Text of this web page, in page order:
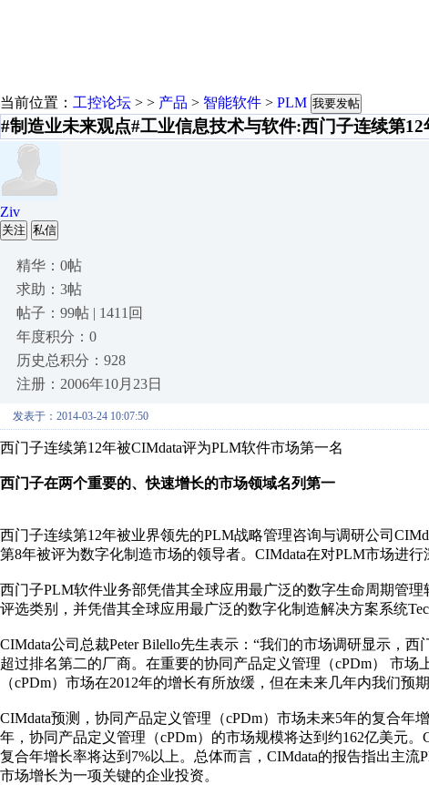
当前位置： 工控论坛 > > 产品 > 智能软件 > PLM 我要发帖
#制造业未来观点#工业信息技术与软件:西门子连续第
Ziv
关注 私信
精华：0帖
求助：3帖
帖子：99帖 | 1411回
年度积分：0
历史总积分：928
注册：2006年10月23日
发表于：2014-03-24 10:07:50
西门子连续第12年被CIMdata评为PLM软件市场第一名
西门子在两个重要的、快速增长的市场领域名列第一
西门子连续第12年被业界领先的PLM战略管理咨询与调研公司
第8年被评为数字化制造市场的领导者。CIMdata在对PLM市场进
西门子PLM软件业务部凭借其全球应用最广泛的数字生命周期管理
评选类别，并凭借其全球应用最广泛的数字化制造解决方案系统
CIMdata公司总裁Peter Bilello先生表示：“我们的市场调研显示，
超过排名第二的厂商。在重要的协同产品定义管理（cPDm） 市
（cPDm）市场在2012年的增长有所放缓，但在未来几年内我们
CIMdata预测，协同产品定义管理（cPDm）市场未来5年的复合年
年，协同产品定义管理（cPDm）的市场规模将达到约162亿美元
复合年增长率将达到7%以上。总体而言，CIMdata的报告指出主
市场增长为一项关键的企业投资。